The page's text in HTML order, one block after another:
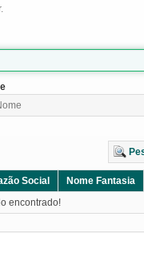
Social Nome Fantasia
encontrado!